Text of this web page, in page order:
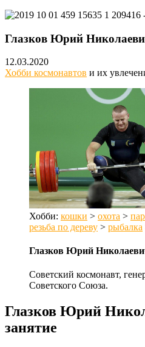
Глазков Юрий
12.03.2020
Хобби космонавтов и их
Хобби: кошки > охота >
резьба по дереву > рыбалка
Глазков Юрий
Советский космонавт,
Советского Союза.
Глазков Юрий
занятие